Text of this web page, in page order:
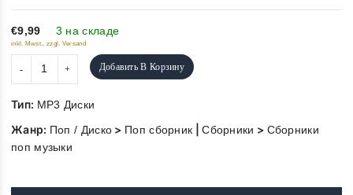
of
5
€9,99 3 на складе
inkl. Mwst., zzgl. Versand
Добавить В Корзину
Тип: MP3 Диски
Жанр: Поп / Диско > Поп сборник |Сборники > Сборники
поп музыки